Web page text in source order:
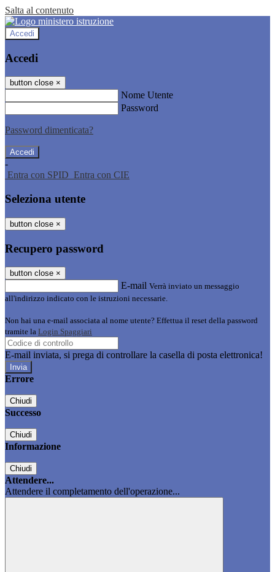
Salta al contenuto
Accedi
Accedi
button close ×
Nome Utente
Password
Password dimenticata?
-
Entra con SPID Entra con CIE
Seleziona utente
button close ×
Recupero password
button close ×
E-mail Verrà inviato un messaggio
all'indirizzo indicato con le istruzioni necessarie.
Non hai una e-mail associata al nome utente? Effettua il reset della password
tramite la Login Spaggiari
E-mail inviata, si prega di controllare la casella di posta elettronica!
Errore
Chiudi
Successo
Chiudi
Informazione
Chiudi
Attendere...
Attendere il completamento dell'operazione...